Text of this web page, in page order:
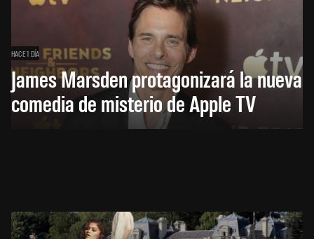
HACE 1 DÍA
James Marsden protagonizará la nueva
comedia de misterio de Apple TV